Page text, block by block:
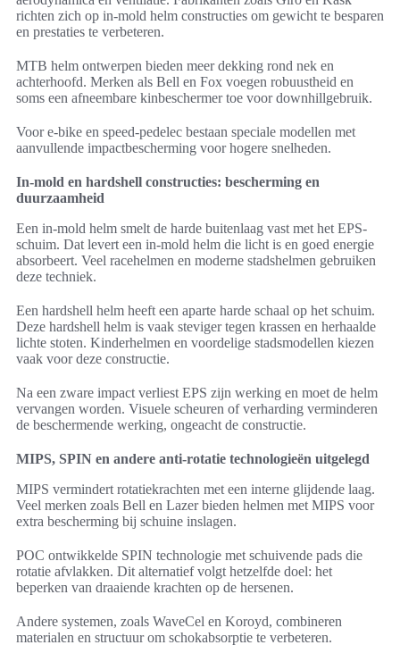
richten zich op in-mold helm constructies om gewicht te besparen
en prestaties te verbeteren.
MTB helm ontwerpen bieden meer dekking rond nek en
achterhoofd. Merken als Bell en Fox voegen robuustheid en
soms een afneembare kinbeschermer toe voor downhillgebruik.
Voor e-bike en speed-pedelec bestaan speciale modellen met
aanvullende impactbescherming voor hogere snelheden.
In-mold en hardshell constructies: bescherming en
duurzaamheid
Een in-mold helm smelt de harde buitenlaag vast met het EPS-
schuim. Dat levert een in-mold helm die licht is en goed energie
absorbeert. Veel racehelmen en moderne stadshelmen gebruiken
deze techniek.
Een hardshell helm heeft een aparte harde schaal op het schuim.
Deze hardshell helm is vaak steviger tegen krassen en herhaalde
lichte stoten. Kinderhelmen en voordelige stadsmodellen kiezen
vaak voor deze constructie.
Na een zware impact verliest EPS zijn werking en moet de helm
vervangen worden. Visuele scheuren of verharding verminderen
de beschermende werking, ongeacht de constructie.
MIPS, SPIN en andere anti-rotatie technologieën uitgelegd
MIPS vermindert rotatiekrachten met een interne glijdende laag.
Veel merken zoals Bell en Lazer bieden helmen met MIPS voor
extra bescherming bij schuine inslagen.
POC ontwikkelde SPIN technologie met schuivende pads die
rotatie afvlakken. Dit alternatief volgt hetzelfde doel: het
beperken van draaiende krachten op de hersenen.
Andere systemen, zoals WaveCel en Koroyd, combineren
materialen en structuur om schokabsorptie te verbeteren.